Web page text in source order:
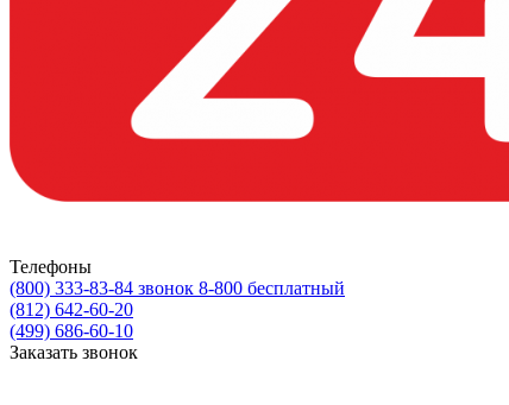
Телефоны
(800) 333-83-84 звонок 8-800 бесплатный
(812) 642-60-20
(499) 686-60-10
Заказать звонок